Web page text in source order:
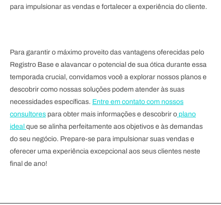
para impulsionar as vendas e fortalecer a experiência do cliente.
Para garantir o máximo proveito das vantagens oferecidas pelo
Registro Base e alavancar o potencial de sua ótica durante essa
temporada crucial, convidamos você a explorar nossos planos e
descobrir como nossas soluções podem atender às suas
necessidades específicas. Entre em contato com nossos
consultores para obter mais informações e descobrir o plano
ideal que se alinha perfeitamente aos objetivos e às demandas
do seu negócio. Prepare-se para impulsionar suas vendas e
oferecer uma experiência excepcional aos seus clientes neste
final de ano!